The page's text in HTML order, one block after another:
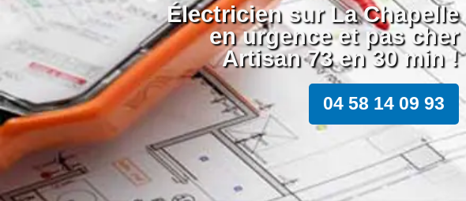
Électricien sur La Chapelle
en urgence et pas cher
Artisan 73 en 30 min !
04 58 14 09 93